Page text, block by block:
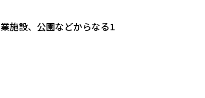
施設、公園などからなる1